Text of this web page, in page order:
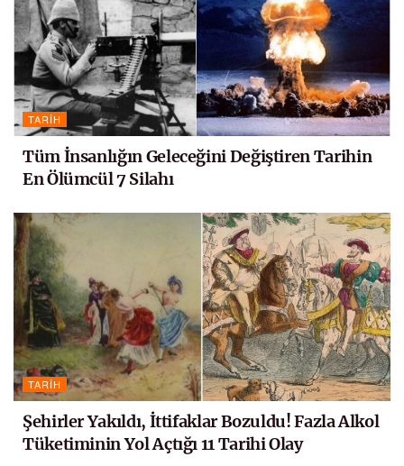
TARIH
Tüm İnsanlığın Geleceğini Değiştiren Tarihin
En Ölümcül 7 Silahı
TARIH
Şehirler Yakıldı, İttifaklar Bozuldu! Fazla Alkol
Tüketiminin Yol Açtığı 11 Tarihi Olay